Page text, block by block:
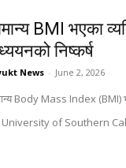
BMI भएका
निष्कर्ष
News - June 2, 2026
Body Mass Index (BMI)
of Southern